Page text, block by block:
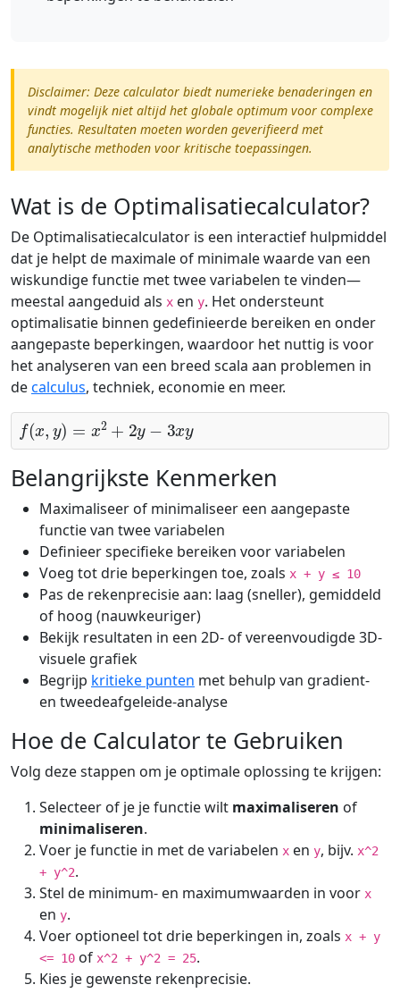
Disclaimer: Deze calculator biedt numerieke benaderingen en
vindt mogelijk niet altijd het globale optimum voor complexe
functies. Resultaten moeten worden geverifieerd met
analytische methoden voor kritische toepassingen.
Wat is de Optimalisatiecalculator?
De Optimalisatiecalculator is een interactief hulpmiddel
dat je helpt de maximale of minimale waarde van een
wiskundige functie met twee variabelen te vinden—
meestal aangeduid als x en y. Het ondersteunt
optimalisatie binnen gedefinieerde bereiken en onder
aangepaste beperkingen, waardoor het nuttig is voor
het analyseren van een breed scala aan problemen in
decalculus, techniek, economie en meer.
f(x,y)=x2+2y−3xy
Belangrijkste Kenmerken
Maximaliseer of minimaliseer een aangepaste
functie van twee variabelen
Definieer specifieke bereiken voor variabelen
Voeg tot drie beperkingen toe, zoals x + y ≤ 10
Pas de rekenprecisie aan: laag (sneller), gemiddeld
of hoog (nauwkeuriger)
Bekijk resultaten in een 2D- of vereenvoudigde 3D-
visuele grafiek
Begrijp kritieke punten met behulp van gradient-
en tweedeafgeleide-analyse
Hoe de Calculator te Gebruiken
Volg deze stappen om je optimale oplossing te krijgen:
Selecteer of je je functie wilt maximaliseren of
minimaliseren.
Voer je functie in met de variabelen x en y, bijv. x^2
+ y^2.
Stel de minimum- en maximumwaarden in voor x
en y.
Voer optioneel tot drie beperkingen in, zoals x + y
<= 10 of x^2 + y^2 = 25.
Kies je gewenste rekenprecisie.